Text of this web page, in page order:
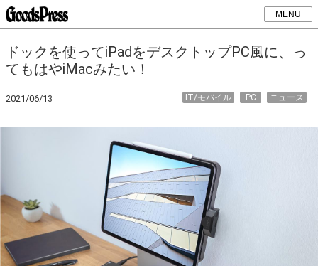
MENU
ドックを使ってiPadをデスクトップPC風に、っ
てもはやiMacみたい！
2021/06/13 ニュース
PC
IT/モバイル